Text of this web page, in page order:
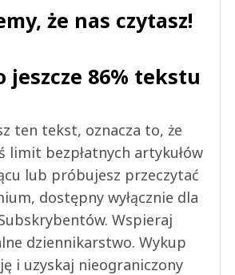
że nas czytasz!
jeszcze 86% tekstu
ten tekst, oznacza to, że
limit bezpłatnych artykułów
lub próbujesz przeczytać
dostępny wyłącznie dla
Wspieraj
dziennikarstwo. Wykup
i uzyskaj nieograniczony